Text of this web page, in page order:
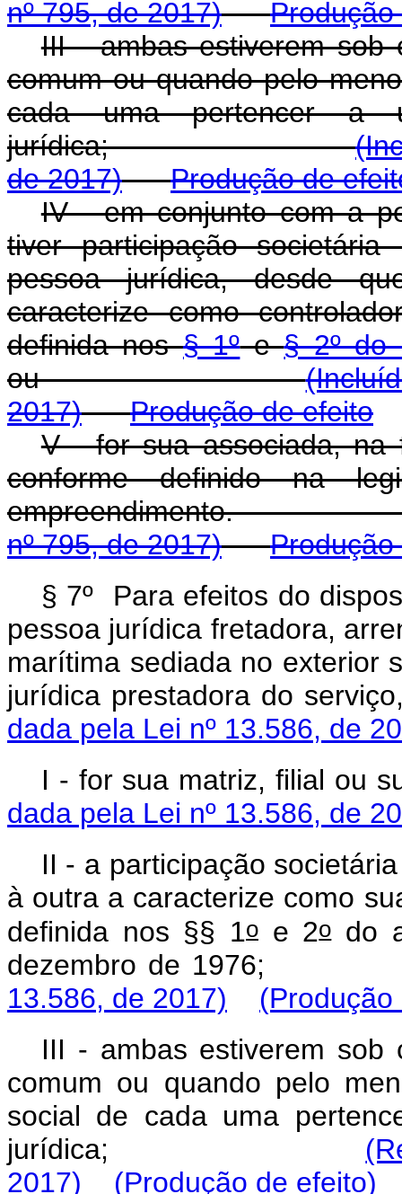
nº 795, de 2017)
III - ambas estiverem sob
comum ou quando pelo
cada uma pertencer a
jurídica;
de 2017)
Produção de
IV - em conjunto com a
tiver participação
pessoa jurídica, desde
caracterize como
definida nos§ 1ºe§ 2º do
ou
2017)
Produção de efeito
V - for sua associada, na
conforme definido na
nº 795, de 2017)
§ 7º Para efeitos do
pessoa jurídica fretadora,
marítima sediada no exterior
jurídica prestadora
dada pela Lei nº 13.586, de
I - for sua
dada pela Lei nº 13.586, de
II - a participação
à outra a caracterize como
definida nos §§ 1o e 2odo
dezembro de
13.586, de 2017)
III - ambas estiverem sob
comum ou quando pelo
social de cada uma
jurídica;
2017)
(Produção de efeito)